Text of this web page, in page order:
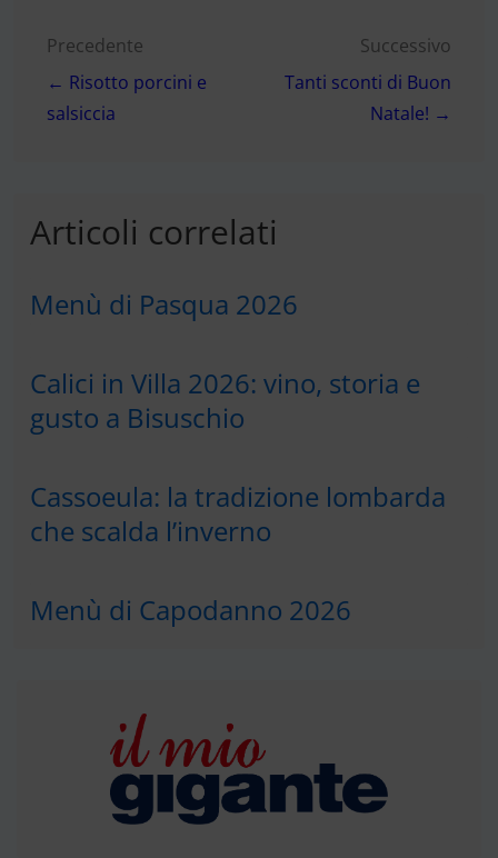
Navigazione
articoli
Precedente
← Risotto porcini e
salsiccia
Successivo
Tanti sconti di Buon
Natale! →
Articoli correlati
Menù di Pasqua 2026
Calici in Villa 2026: vino, storia e
gusto a Bisuschio
Cassoeula: la tradizione lombarda
che scalda l’inverno
Menù di Capodanno 2026